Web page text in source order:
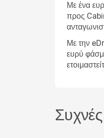
Με ένα
προς
Με την
ευρύ